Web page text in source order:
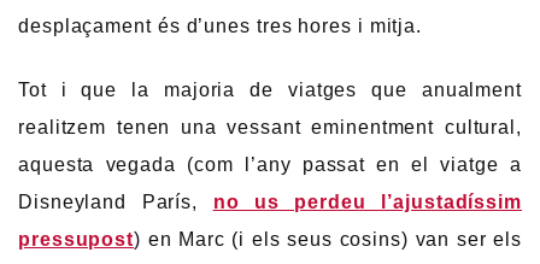
desplaçament és d’unes tres hores i mitja.
Tot i que la majoria de viatges que anualment
realitzem tenen una vessant eminentment cultural,
aquesta vegada (com l’any passat en el viatge a
Disneyland París, no us perdeu l’ajustadíssim
pressupost) en Marc (i els seus cosins) van ser els